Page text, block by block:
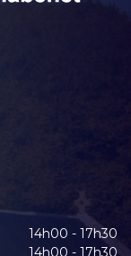
14h00 - 17h30
14h00 - 17h30